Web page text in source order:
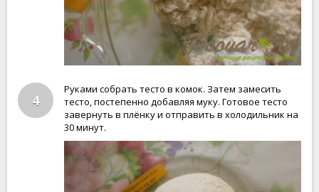
4
Руками собрать тесто в комок. Затем замесить
тесто, постепенно добавляя муку. Готовое тесто
завернуть в плёнку и отправить в холодильник на
30 минут.